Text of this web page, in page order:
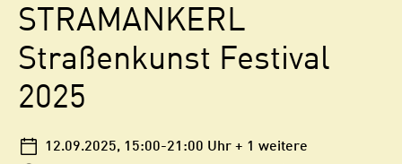
STRAMANKERL
Straßenkunst Festival
2025
12.09.2025, 15:00-21:00 Uhr + 1 weitere